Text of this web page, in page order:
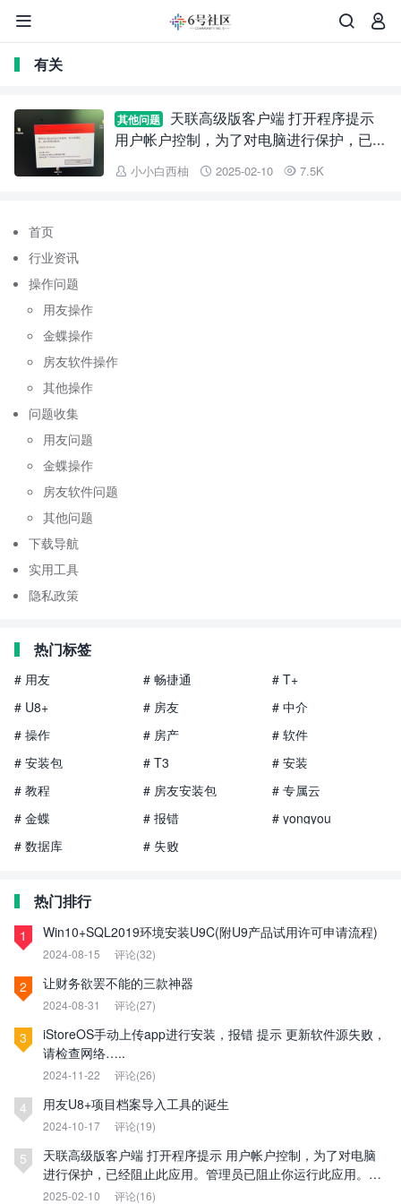



有关
其他问题
天联高级版客户端 打开程序提示
用户帐户控制，为了对电脑进行保护，已经
阻止此应用。管理员已阻止你运行此应用。
有关详细信息，请与管理员联系。
 小小白西柚  2025-02-10  7.5K
首页
行业资讯
操作问题
用友操作
金蝶操作
房友软件操作
其他操作
问题收集
用友问题
金蝶操作
房友软件问题
其他问题
下载导航
实用工具
隐私政策
热门标签
# 用友 # 畅捷通
# T+
# U8+
# 房友
# 中介
# 操作
# 房产
# 软件
# 安装包
# T3
# 安装
# 教程
# 房友安装包
# 专属云
# 金蝶
# 报错
# yongyou
# 数据库
# 失败
热门排行
1 Win10+SQL2019环境安装U9C(附U9产品试用许可申请流程)
2024-08-15 评论(32)
2 让财务欲罢不能的三款神器
2024-08-31 评论(27)
3
iStoreOS手动上传app进行安装，报错 提示 更新软件源失败，
请检查网络…..
2024-11-22 评论(26)
4 用友U8+项目档案导入工具的诞生
2024-10-17 评论(19)
5
天联高级版客户端 打开程序提示 用户帐户控制，为了对电脑
进行保护，已经阻止此应用。管理员已阻止你运行此应用。有
关详细信息，请与管理员联系。
2025-02-10 评论(16)